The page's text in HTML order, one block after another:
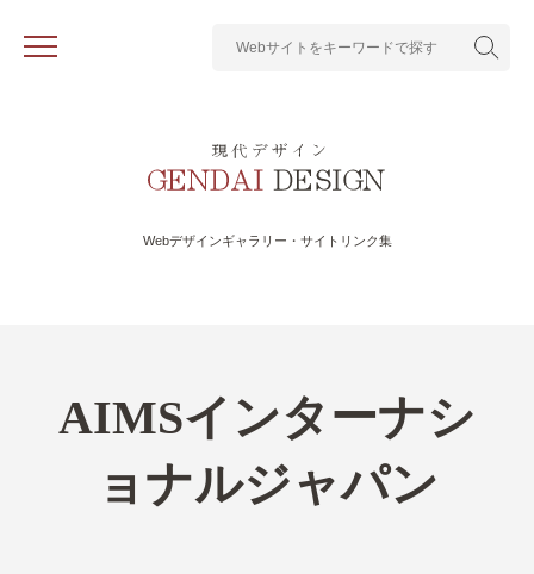
Webデザインギャラリー・サイトリンク集
AIMSインターナシ
ョナルジャパン